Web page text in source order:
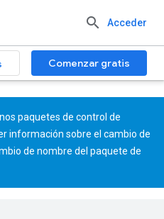
Acceder
Comenzar gratis
paquetes de control de
información sobre el cambio de
de nombre del paquete de